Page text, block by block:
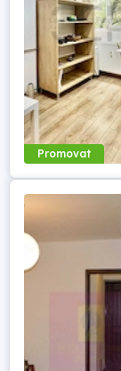
Promovat